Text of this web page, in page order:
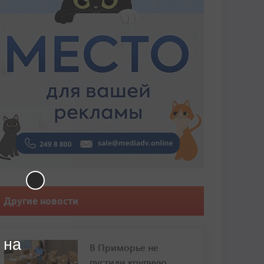
Другие новости
В Приморье не